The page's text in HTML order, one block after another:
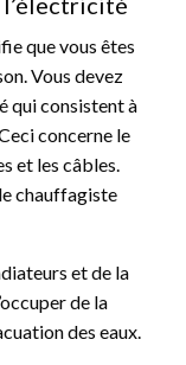
que vous êtes
Vous devez
qui consistent à
concerne le
et les câbles.
chauffagiste
et de la
de la
des eaux.